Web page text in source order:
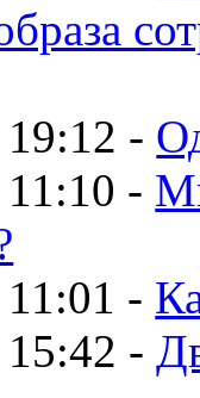
-
-
-
-